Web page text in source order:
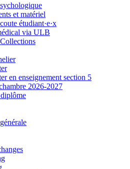
et matériel
étudiant·e·x
via ULB
en enseignement section 5
2026-2027